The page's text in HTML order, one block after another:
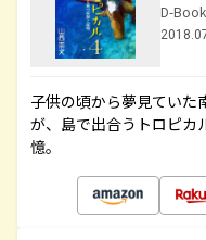
D-
子供の頃から夢見ていた
が、島で出合うトロピカ
憶。